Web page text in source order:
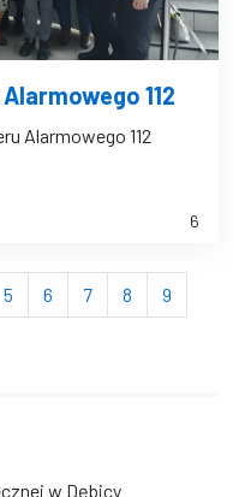
112
Alarmowego 112
6
5 strona
6 strona
7strona
8 strona
9
w Dębicy